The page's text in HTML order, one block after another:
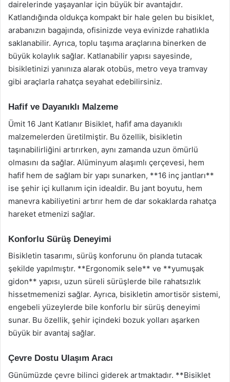
dairelerinde yaşayanlar için büyük bir avantajdır.
Katlandığında oldukça kompakt bir hale gelen bu bisiklet,
arabanızın bagajında, ofisinizde veya evinizde rahatlıkla
saklanabilir. Ayrıca, toplu taşıma araçlarına binerken de
büyük kolaylık sağlar. Katlanabilir yapısı sayesinde,
bisikletinizi yanınıza alarak otobüs, metro veya tramvay
gibi araçlarla rahatça seyahat edebilirsiniz.
Hafif ve Dayanıklı Malzeme
Ümit 16 Jant Katlanır Bisiklet, hafif ama dayanıklı
malzemelerden üretilmiştir. Bu özellik, bisikletin
taşınabilirliğini artırırken, aynı zamanda uzun ömürlü
olmasını da sağlar. Alüminyum alaşımlı çerçevesi, hem
hafif hem de sağlam bir yapı sunarken, **16 inç jantları**
ise şehir içi kullanım için idealdir. Bu jant boyutu, hem
manevra kabiliyetini artırır hem de dar sokaklarda rahatça
hareket etmenizi sağlar.
Konforlu Sürüş Deneyimi
Bisikletin tasarımı, sürüş konforunu ön planda tutacak
şekilde yapılmıştır. **Ergonomik sele** ve **yumuşak
gidon** yapısı, uzun süreli sürüşlerde bile rahatsızlık
hissetmemenizi sağlar. Ayrıca, bisikletin amortisör sistemi,
engebeli yüzeylerde bile konforlu bir sürüş deneyimi
sunar. Bu özellik, şehir içindeki bozuk yolları aşarken
büyük bir avantaj sağlar.
Çevre Dostu Ulaşım Aracı
Günümüzde çevre bilinci giderek artmaktadır. **Bisiklet